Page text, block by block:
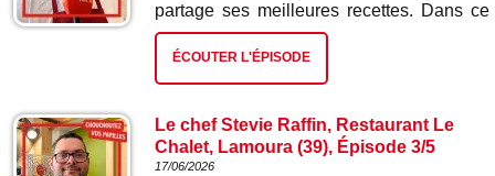
partage ses meilleures recettes. Dans ce
quatrième épisode : saucisse de Morteau,
frites et salade.
ÉCOUTER L'ÉPISODE
Le chef Stevie Raffin, Restaurant Le
Chalet, Lamoura (39), Épisode 3/5
17/06/2026